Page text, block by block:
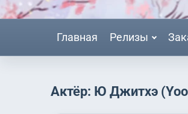
Главная Релизы
Актёр: Ю Джитхэ